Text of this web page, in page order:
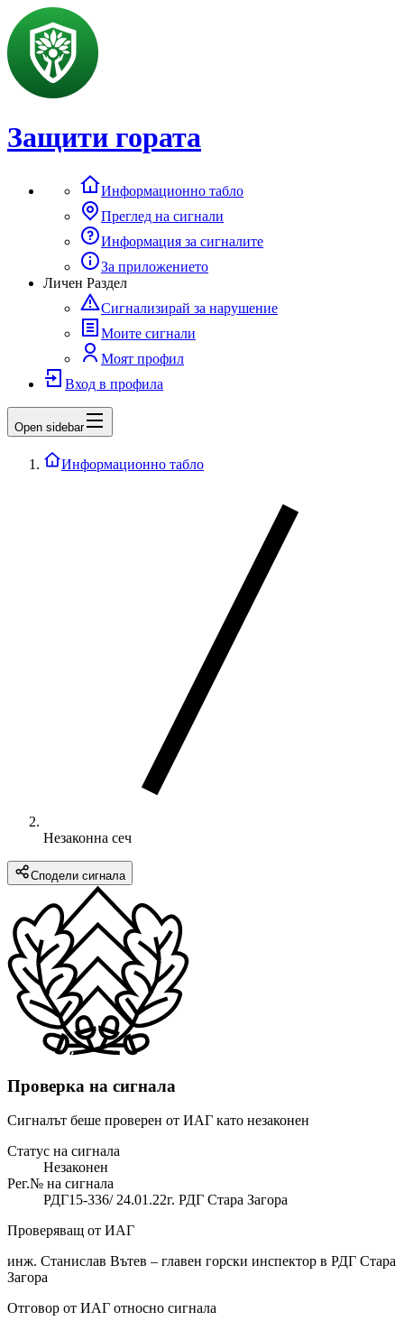
Защити гората
Информационно табло
Преглед на сигнали
Информация за сигналите
За приложението
Личен Раздел
Сигнализирай за нарушение
Моите сигнали
Моят профил
Вход в профила
Open sidebar
Информационно табло
Незаконна сеч
Сподели сигнала
Проверка на сигнала
Сигналът беше проверен от ИАГ като незаконен
Статус на сигнала
Незаконен
Рег.№ на сигнала
РДГ15-336/ 24.01.22г. РДГ Стара Загора
Проверяващ от ИАГ
инж. Станислав Вътев – главен горски инспектор в РДГ Стара
Загора
Отговор от ИАГ относно сигнала